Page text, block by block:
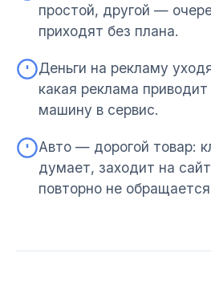
простой, другой —
приходят без плана.
Деньги на рекламу
какая реклама
машину в сервис.
Авто — дорогой товар:
думает, заходит на
повторно не